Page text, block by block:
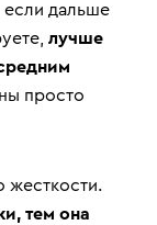
дальше
лучше
просто
жесткости.
тем она